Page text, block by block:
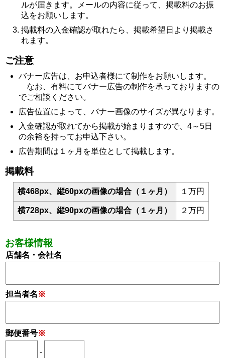
ルが届きます。メールの内容に従って、掲載料のお振
込をお願いします。
掲載料の入金確認が取れたら、掲載希望日より掲載さ
れます。
ご注意
バナー広告は、お申込者様にて制作をお願いします。
なお、有料にてバナー広告の制作を承っておりますの
でご相談ください。
広告位置によって、バナー画像のサイズが異なります。
入金確認が取れてから掲載が始まりますので、4～5日
の余裕を持ってお申込下さい。
広告期間は１ヶ月を単位として掲載します。
掲載料
横468px、縦60pxの画像の場合（１ヶ月） １万円
横728px、縦90pxの画像の場合（１ヶ月） ２万円
お客様情報
店舗名・会社名
担当者名 ※
郵便番号※
-